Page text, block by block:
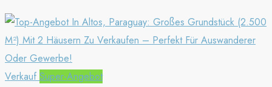
Verkauf Super-Angebot